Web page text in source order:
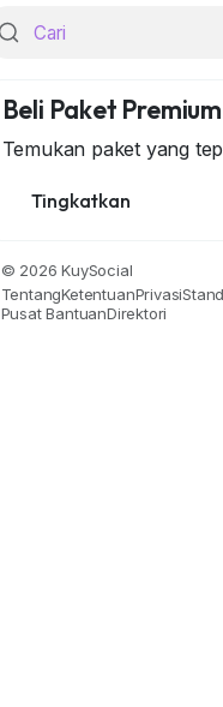
Beli Paket Premium
Temukan paket yang
Tingkatkan
© 2026 KuySocial
TentangKetentuanPrivasi
Pusat BantuanDirektori